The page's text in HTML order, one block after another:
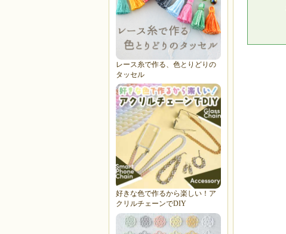
レース糸で作る、色とりどりの
タッセル
好きな色で作るから楽しい！ア
クリルチェーンでDIY